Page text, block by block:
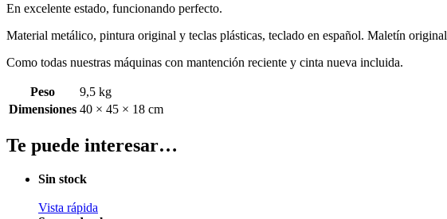
En excelente estado, funcionando perfecto.
Material metálico, pintura original y teclas plásticas, teclado en español. Maletín original
Como todas nuestras máquinas con mantención reciente y cinta nueva incluida.
Peso
9,5 kg
Dimensiones 40 × 45 × 18 cm
Te puede interesar…
Sin stock
Vista rápida